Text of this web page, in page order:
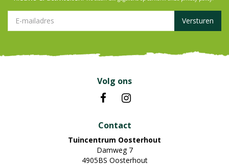
Volg ons
Contact
Tuincentrum Oosterhout
Damweg 7
4905BS Oosterhout